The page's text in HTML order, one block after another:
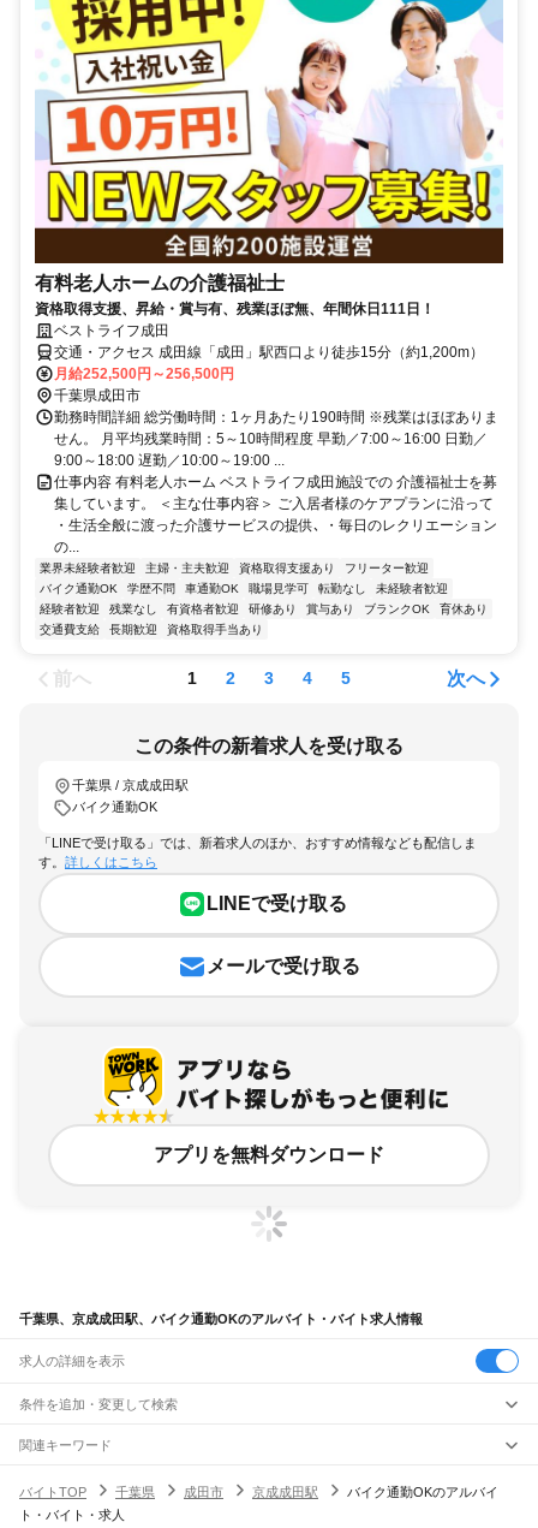
有料老人ホームの介護福祉士
資格取得支援、昇給・賞与有、残業ほぼ無、年間休日111日！
ベストライフ成田
交通・アクセス 成田線「成田」駅西口より徒歩15分（約1,200m）
月給252,500円～256,500円
千葉県成田市
勤務時間詳細 総労働時間：1ヶ月あたり190時間 ※残業はほぼありま
せん。 月平均残業時間：5～10時間程度 早勤／7:00～16:00 日勤／
9:00～18:00 遅勤／10:00～19:00 ...
仕事内容 有料老人ホーム ベストライフ成田施設での 介護福祉士を募
集しています。 ＜主な仕事内容＞ ご入居者様のケアプランに沿って
・生活全般に渡った介護サービスの提供､ ・毎日のレクリエーション
の...
業界未経験者歓迎 主婦・主夫歓迎 資格取得支援あり
フリーター歓迎
バイク通勤OK
学歴不問 車通勤OK 職場見学可 転勤なし
未経験者歓迎
経験者歓迎
残業なし 有資格者歓迎 研修あり 賞与あり ブランクOK
育休あり
交通費支給
長期歓迎 資格取得手当あり
前へ 1 2 3 4 5 次へ
この条件の新着求人を受け取る
千葉県 / 京成成田駅
バイク通勤OK
「LINEで受け取る」では、新着求人のほか、おすすめ情報なども配信しま
す。 詳しくはこちら
LINEで受け取る
メールで受け取る
アプリを無料ダウンロード
千葉県、京成成田駅、バイク通勤OKのアルバイト・バイト求人情報
求人の詳細を表示
条件を追加・変更して検索
市区町村を追加・変更
千葉県すべて
千葉市 すべて
駅を追加・変更
関連キーワード
バイトTOP
千葉県 成田市 京成成田駅
バイク通勤OKのアルバイ
ト・バイト・求人